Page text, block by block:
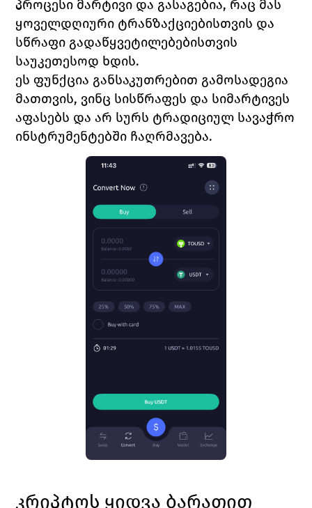
პროცესი მარტივი და გასაგებია, რაც მას
ყოველდღიური ტრანზაქციებისთვის და
სწრაფი გადაწყვეტილებებისთვის
საუკეთესოდ ხდის.
ეს ფუნქცია განსაკუთრებით გამოსადეგია
მათთვის, ვინც სისწრაფეს და სიმარტივეს
აფასებს და არ სურს ტრადიციულ სავაჭრო
ინსტრუმენტებში ჩაღრმავება.
კრიპტოს ყიდვა ბარათით